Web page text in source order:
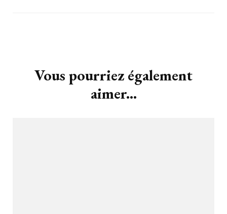
Vous pourriez également
aimer...